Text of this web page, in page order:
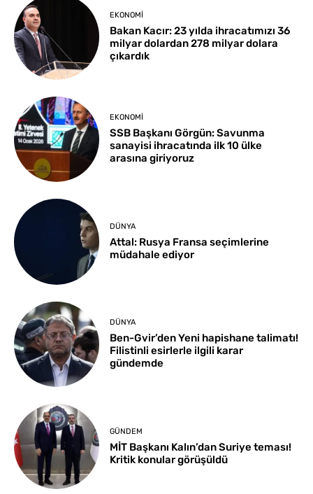
EKONOMI
Bakan Kacır: 23 yılda ihracatımızı 36
milyar dolardan 278 milyar dolara
çıkardık
EKONOMI
SSB Başkanı Görgün: Savunma
sanayisi ihracatında ilk 10 ülke
arasına giriyoruz
DÜNYA
Attal: Rusya Fransa seçimlerine
müdahale ediyor
DÜNYA
Ben-Gvir’den Yeni hapishane talimatı!
Filistinli esirlerle ilgili karar
gündemde
GÜNDEM
MİT Başkanı Kalın’dan Suriye teması!
Kritik konular görüşüldü